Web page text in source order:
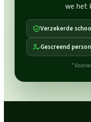
we het
Verzekerde
Gescreend
*